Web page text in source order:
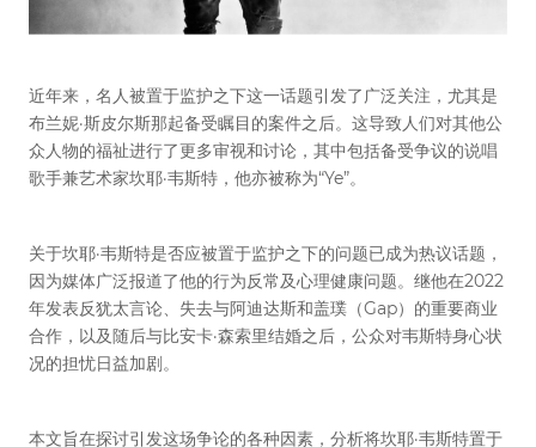
近年来，名人被置于监护之下这一话题引发了广泛关注，尤其是
布兰妮·斯皮尔斯那起备受瞩目的案件之后。这导致人们对其他公
众人物的福祉进行了更多审视和讨论，其中包括备受争议的说唱
歌手兼艺术家坎耶·韦斯特，他亦被称为“Ye”。
关于坎耶·韦斯特是否应被置于监护之下的问题已成为热议话题，
因为媒体广泛报道了他的行为反常及心理健康问题。继他在2022
年发表反犹太言论、失去与阿迪达斯和盖璞（Gap）的重要商业
合作，以及随后与比安卡·森索里结婚之后，公众对韦斯特身心状
况的担忧日益加剧。
本文旨在探讨引发这场争论的各种因素，分析将坎耶·韦斯特置于